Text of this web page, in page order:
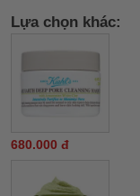
Lựa chọn khác:
680.000 đ